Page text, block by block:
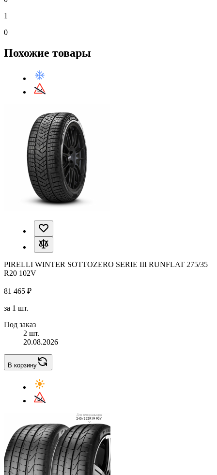
1
0
Похожие товары
PIRELLI WINTER SOTTOZERO SERIE III RUNFLAT 275/35
R20 102V
81 465 ₽
за 1 шт.
Под заказ
2 шт.
20.08.2026
В корзину